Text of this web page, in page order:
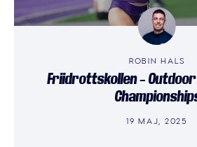
ROBIN HALS
Friidrottskollen –
19 MAJ, 2025